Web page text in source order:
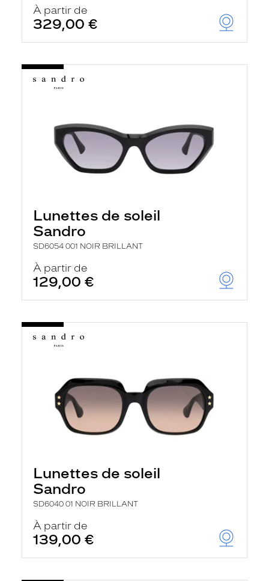
À partir de
329,00 €
Lunettes de soleil
Sandro
SD6054 001 NOIR BRILLANT
À partir de
129,00 €
Lunettes de soleil
Sandro
SD6040 01 NOIR BRILLANT
À partir de
139,00 €